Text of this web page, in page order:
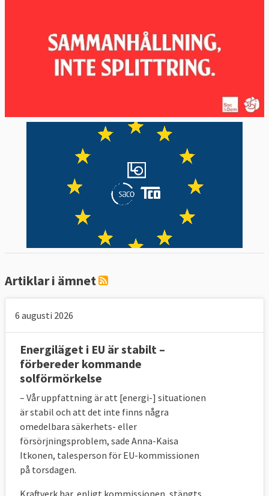
Artiklar i ämnet
6 augusti 2026
Energiläget i EU är stabilt –
förbereder kommande
solförmörkelse
– Vår uppfattning är att [energi-] situationen
är stabil och att det inte finns några
omedelbara säkerhets- eller
försörjningsproblem, sade Anna-Kaisa
Itkonen, talesperson för EU-kommissionen
på torsdagen.
Kraftverk har, enligt kommissionen, stängts